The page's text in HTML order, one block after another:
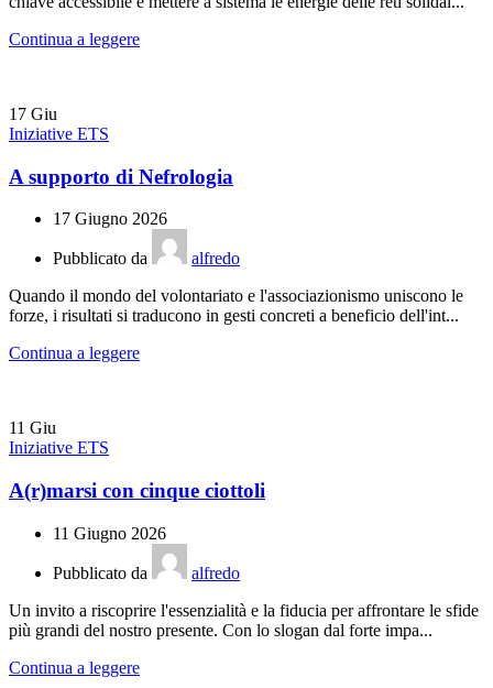
Continua a leggere
17 Giu
Iniziative ETS
A supporto di Nefrologia
17 Giugno 2026
Pubblicato da
alfredo
Quando il mondo del volontariato e l'associazionismo uniscono le
forze, i risultati si traducono in gesti concreti a beneficio dell'int...
Continua a leggere
11 Giu
Iniziative ETS
A(r)marsi con cinque ciottoli
11 Giugno 2026
Pubblicato da
alfredo
Un invito a riscoprire l'essenzialità e la fiducia per affrontare le sfide
più grandi del nostro presente. Con lo slogan dal forte impa...
Continua a leggere